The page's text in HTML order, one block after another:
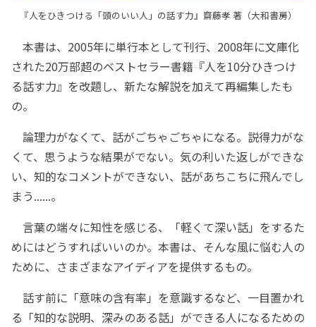
『人をひきつける「頭のいい人」の話す力』齋藤孝 著（大和書房）
本書は、2005年に単行本として刊行、2008年に文庫化
された20万部超のベストセラー書籍『人を10分ひきつけ
る話す力』を改題し、新たな解説を加えて再編集したも
の。
論理力がなくて、話がごちゃごちゃになる。説得力がな
くて、思うような結果がでない。気の利いた返しができな
い、知的なコメントができない、話があちこちに飛んでし
まう......。
言葉の端々に知性を感じる、「軽くて深い話」をするた
めにはどうすればいいのか。本書は、そんな風に悩む人の
ために、さまざまなアイディアを提供するもの。
話す前に「意味の含有率」を意識するなど、一目置かれ
る「知的な説明、深みのある話」ができる人になるための